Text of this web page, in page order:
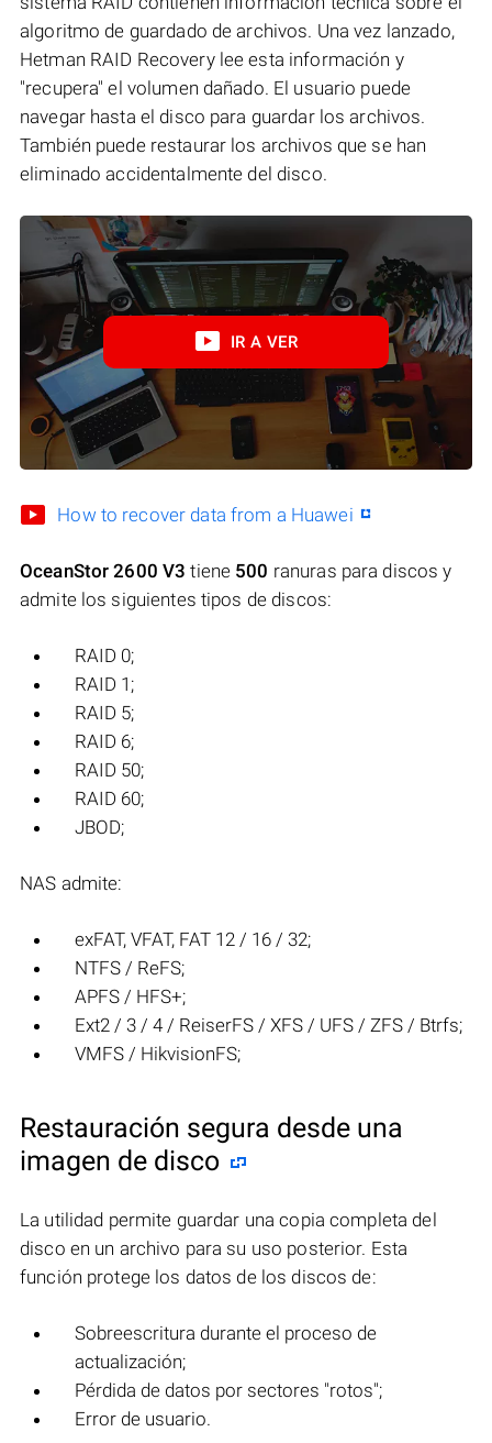
algoritmo de guardado de archivos. Una vez lanzado,
Hetman RAID Recovery lee esta información y
"recupera" el volumen dañado. El usuario puede
navegar hasta el disco para guardar los archivos.
También puede restaurar los archivos que se han
eliminado accidentalmente del disco.
IR A VER
How to recover data from a Huawei
OceanStor 2600 V3 tiene 500 ranuras para discos y
admite los siguientes tipos de discos:
RAID 0;
RAID 1;
RAID 5;
RAID 6;
RAID 50;
RAID 60;
JBOD;
NAS admite:
exFAT, VFAT, FAT 12 / 16 / 32;
NTFS / ReFS;
APFS / HFS+;
Ext2 / 3 / 4 / ReiserFS / XFS / UFS / ZFS / Btrfs;
VMFS / HikvisionFS;
Restauración segura desde una
imagen de disco
La utilidad permite guardar una copia completa del
disco en un archivo para su uso posterior. Esta
función protege los datos de los discos de:
Sobreescritura durante el proceso de
actualización;
Pérdida de datos por sectores "rotos";
Error de usuario.